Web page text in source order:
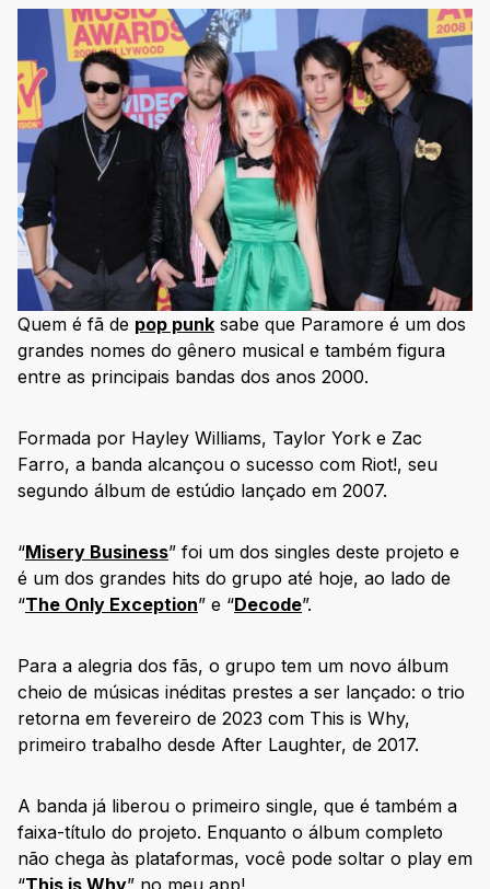
Quem é fã de pop punk sabe que Paramore é um dos
grandes nomes do gênero musical e também figura
entre as principais bandas dos anos 2000.
Formada por Hayley Williams, Taylor York e Zac
Farro, a banda alcançou o sucesso com Riot!, seu
segundo álbum de estúdio lançado em 2007.
“Misery Business” foi um dos singles deste projeto e
é um dos grandes hits do grupo até hoje, ao lado de
“The Only Exception” e “Decode”.
Para a alegria dos fãs, o grupo tem um novo álbum
cheio de músicas inéditas prestes a ser lançado: o trio
retorna em fevereiro de 2023 com This is Why,
primeiro trabalho desde After Laughter, de 2017.
A banda já liberou o primeiro single, que é também a
faixa-título do projeto. Enquanto o álbum completo
não chega às plataformas, você pode soltar o play em